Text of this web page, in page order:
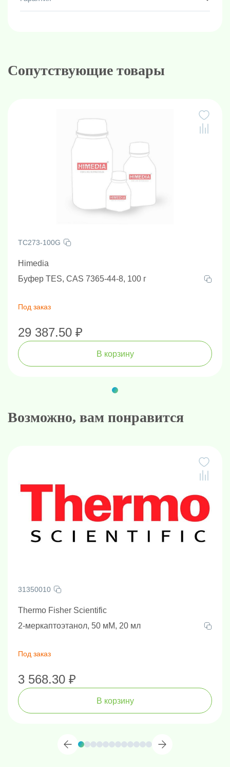
Сопутствующие товары
TC273-100G
Himedia
Буфер TES, CAS 7365-44-8, 100 г
Под заказ
29 387.50 ₽
В корзину
Возможно, вам понравится
31350010
Thermo Fisher Scientific
2-меркаптоэтанол, 50 мМ, 20 мл
Под заказ
3 568.30 ₽
В корзину